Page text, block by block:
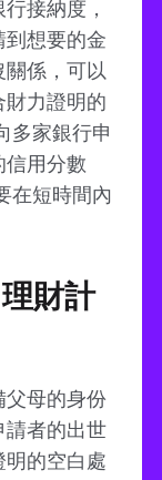
接納度，
到想要的金
關係，可以
財力證明的
多家銀行申
信用分數
在短時間內
財計
父母的身份
請者的出世
明的空白處